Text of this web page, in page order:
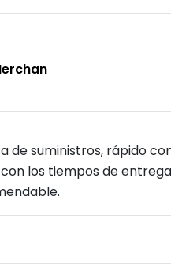
de suministros, rápido
los tiempos de